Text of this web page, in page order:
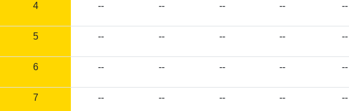
4 -- -- -- -- --
5 -- -- -- -- --
6 -- -- -- -- --
7 -- -- -- -- --